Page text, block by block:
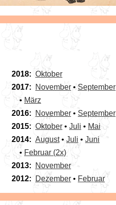
2018: Oktober
2017:
November •September
• März
2016:
November • September
2015: Oktober • Juli • Mai
2014: August• Juli • Juni
• Februar (2x)
2013:
November
2012:
Dezember • Februar